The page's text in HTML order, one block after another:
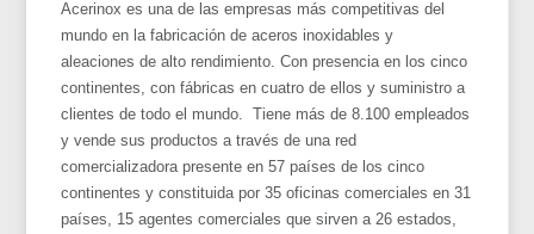
Acerinox es una de las empresas más competitivas del
mundo en la fabricación de aceros inoxidables y
aleaciones de alto rendimiento. Con presencia en los cinco
continentes, con fábricas en cuatro de ellos y suministro a
clientes de todo el mundo. Tiene más de 8.100 empleados
y vende sus productos a través de una red
comercializadora presente en 57 países de los cinco
continentes y constituida por 35 oficinas comerciales en 31
países, 15 agentes comerciales que sirven a 26 estados,